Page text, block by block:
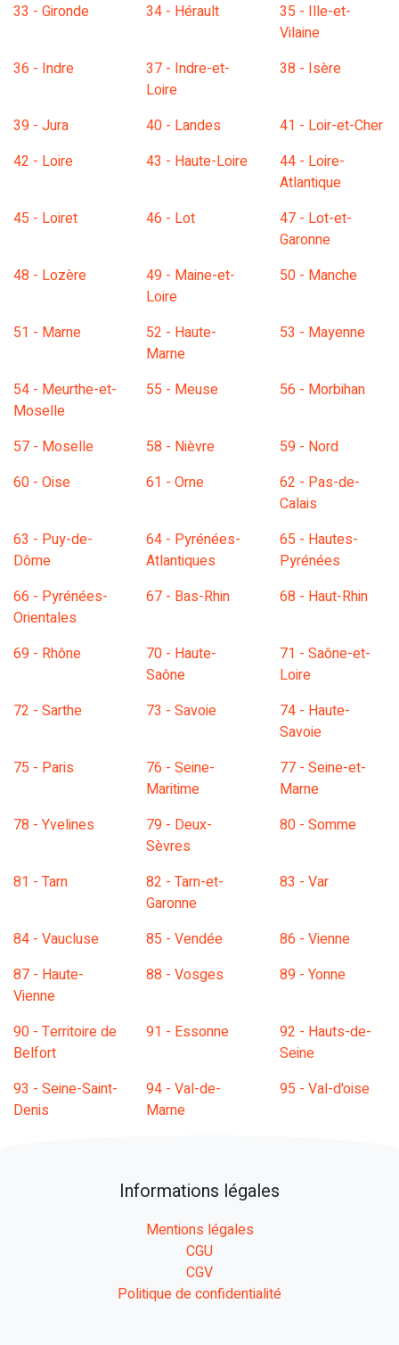
33 - Gironde 34 - Hérault
35 - Ille-et-
Vilaine
36 - Indre
37 - Indre-et-
Loire
38 - Isère
39 - Jura 40 - Landes
41 - Loir-et-Cher
42 - Loire
43 - Haute-Loire
44 - Loire-
Atlantique
45 - Loiret
46 - Lot
47 - Lot-et-
Garonne
48 - Lozère
49 - Maine-et-
Loire
50 - Manche
51 - Marne
52 - Haute-
Marne
53 - Mayenne
54 - Meurthe-et-
Moselle
55 - Meuse 56 - Morbihan
57 - Moselle 58 - Nièvre
59 - Nord
60 - Oise
61 - Orne
62 - Pas-de-
Calais
63 - Puy-de-
Dôme
64 - Pyrénées-
Atlantiques
65 - Hautes-
Pyrénées
66 - Pyrénées-
Orientales
67 - Bas-Rhin 68 - Haut-Rhin
69 - Rhône
70 - Haute-
Saône
71 - Saône-et-
Loire
72 - Sarthe
73 - Savoie
74 - Haute-
Savoie
75 - Paris
76 - Seine-
Maritime
77 - Seine-et-
Marne
78 - Yvelines
79 - Deux-
Sèvres
80 - Somme
81 - Tarn
82 - Tarn-et-
Garonne
83 - Var
84 - Vaucluse 85 - Vendée
86 - Vienne
87 - Haute-
Vienne
88 - Vosges 89 - Yonne
90 - Territoire de
Belfort
91 - Essonne
92 - Hauts-de-
Seine
93 - Seine-Saint-
Denis
94 - Val-de-
Marne
95 - Val-d'oise
Informations légales
Mentions légales
CGU
CGV
Politique de confidentialité